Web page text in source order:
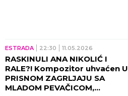
ESTRADA 22:30 11.05.2026
RASKINULI ANA NIKOLIĆ I
RALE?! Kompozitor uhvaćen U
PRISNOM ZAGRLJAJU SA
MLADOM PEVAČICOM,